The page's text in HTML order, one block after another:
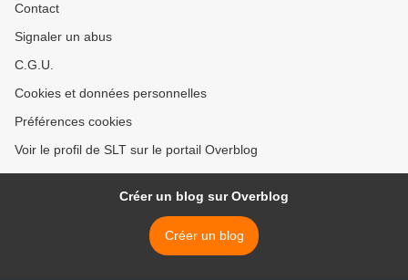
Contact
Signaler un abus
C.G.U.
Cookies et données personnelles
Préférences cookies
Voir le profil de SLT sur le portail Overblog
Créer un blog sur Overblog
Créer un blog